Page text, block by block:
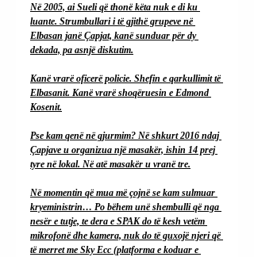
Në 2005, ai Sueli që thonë këta nuk e di ku
luante. Strumbullari i të gjithë grupeve në
Elbasan janë Çapjat, kanë sunduar për dy
dekada, pa asnjë diskutim.
Kanë vrarë oficerë policie. Shefin e qarkullimit të
Elbasanit. Kanë vrarë shoqëruesin e Edmond
Kosenit.
Pse kam qenë në gjurmim? Në shkurt 2016 ndaj
Çapjave u organizua një masakër, ishin 14 prej
tyre në lokal. Në atë masakër u vranë tre.
Në momentin që mua më çojnë se kam sulmuar
kryeministrin… Po bëhem unë shembulli që nga
nesër e tutje, te dera e SPAK do të kesh vetëm
mikrofonë dhe kamera, nuk do të guxojë njeri që
të merret me Sky Ecc (platforma e koduar e